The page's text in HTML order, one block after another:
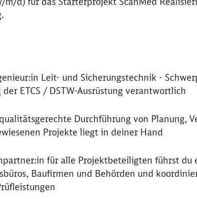
Leit- und Sicherungstechnik -
ETCS / DSTW-Ausrüstung verantwortlich
Durchführung von Planung,
Projekte liegt in deiner Hand
für alle Projektbeteiligten führst
Baufirmen und Behörden und